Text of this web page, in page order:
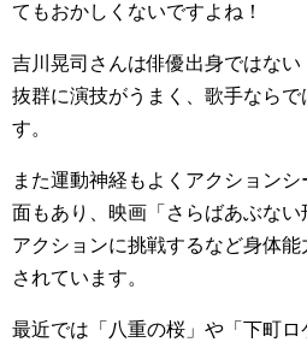
てもおかしくないですよね！
吉川晃司さんは俳優出身ではな
抜群に演技がうまく、歌手ならで
す。
また運動神経もよくアクション
面もあり、映画「さらばあぶな
アクションに挑戦するなど身体
されています。
最近では「八重の桜」や「下町